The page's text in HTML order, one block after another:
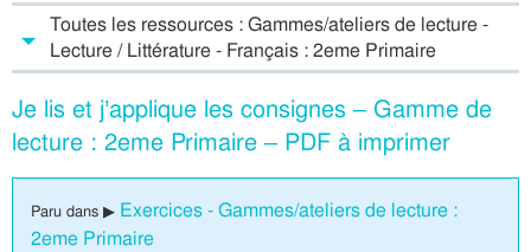
Toutes les ressources : Gammes/ateliers de lecture -
Lecture / Littérature - Français : 2eme Primaire
Je lis et j’applique les consignes – Gamme de
lecture : 2eme Primaire – PDF à imprimer
Paru dans ▶ Exercices - Gammes/ateliers de lecture :
2eme Primaire